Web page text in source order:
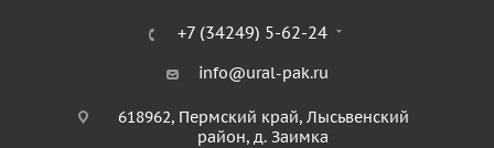
+7 (34249) 5-62-24
info@ural-pak.ru
618962, Пермский край, Лысьвенский
район, д. Заимка